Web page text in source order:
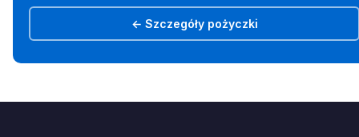
← Szczegóły pożyczki